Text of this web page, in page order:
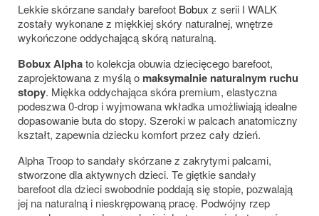
Lekkie skórzane sandały barefoot Bobux z serii I WALK
zostały wykonane z miękkiej skóry naturalnej, wnętrze
wykończone oddychającą skórą naturalną.
Bobux Alphato kolekcja obuwia dziecięcego barefoot,
zaprojektowana z myślą o maksymalnie naturalnym ruchu
stopy. Miękka oddychająca skóra premium, elastyczna
podeszwa 0-drop i wyjmowana wkładka umożliwiają idealne
dopasowanie buta do stopy. Szeroki w palcach anatomiczny
kształt, zapewnia dziecku komfort przez cały dzień.
Alpha Troop to sandały skórzane z zakrytymi palcami,
stworzone dla aktywnych dzieci. Te giętkie sandały
barefoot dla dzieci swobodnie poddają się stopie, pozwalają
jej na naturalną i nieskrępowaną pracę. Podwójny rzep